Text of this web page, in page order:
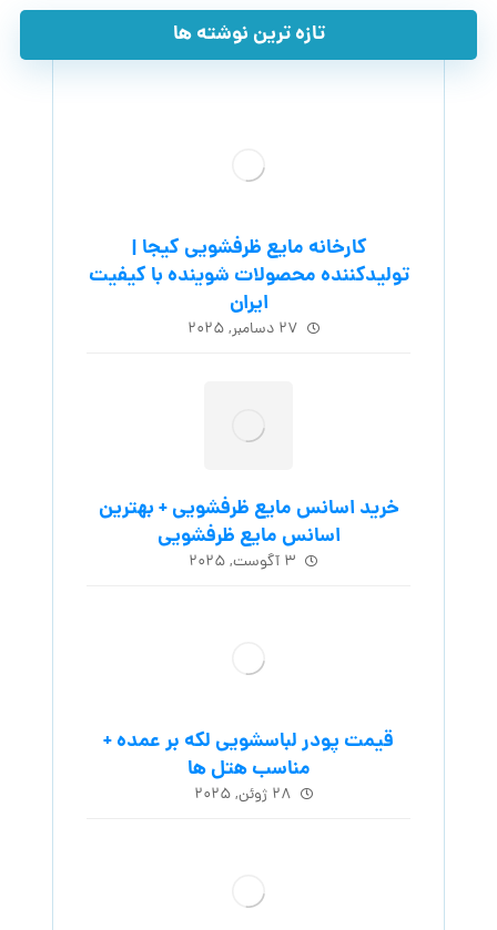
تازه ترین نوشته ها
کارخانه مایع ظرفشویی کیجا |
تولیدکننده محصولات شوینده با کیفیت
ایران
۲۷ دسامبر, ۲۰۲۵
خرید اسانس مایع ظرفشویی + بهترین
اسانس مایع ظرفشویی
۳ آگوست, ۲۰۲۵
قیمت پودر لباسشویی لکه بر عمده +
مناسب هتل ها
۲۸ ژوئن, ۲۰۲۵